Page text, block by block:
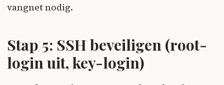
vangnet nodig.
Stap 5: SSH beveiligen (root-
login uit, key-login)